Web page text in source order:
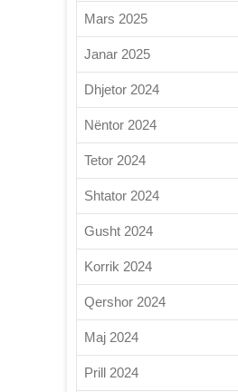
Mars 2025
Janar 2025
Dhjetor 2024
Nëntor 2024
Tetor 2024
Shtator 2024
Gusht 2024
Korrik 2024
Qershor 2024
Maj 2024
Prill 2024